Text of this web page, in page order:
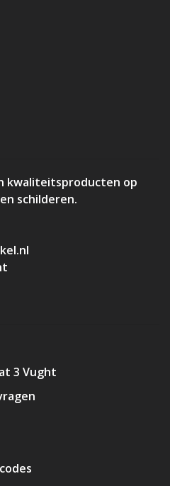
kwaliteitsproducten op
schilderen.
3 Vught